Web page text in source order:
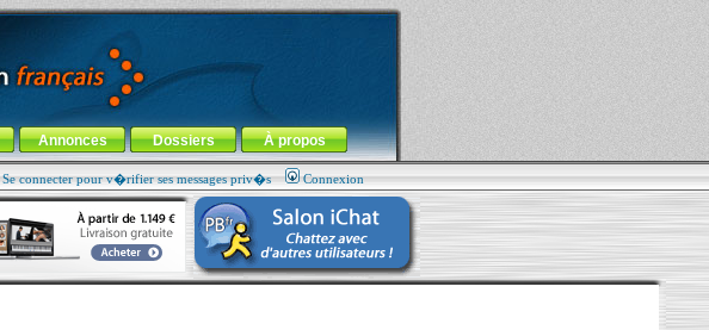
Annonces Dossiers À propos
Se connecter pour v�rifier ses messages priv�s Connexion